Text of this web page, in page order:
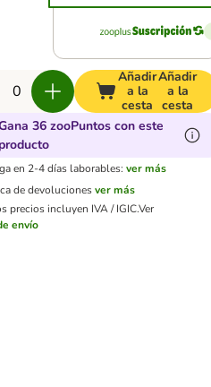
Añadir
a la
cesta
Añadir
a la
cesta
36 zooPuntos con este
producto
en 2-4 días laborables: ver más
de devolucionesver más
precios incluyen IVA / IGIC.Ver
envío